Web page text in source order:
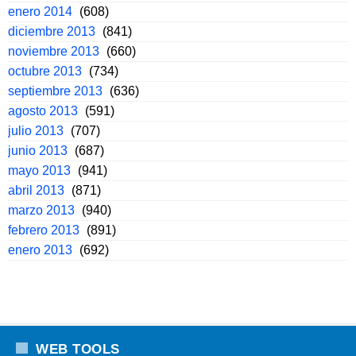
enero 2014 (608)
diciembre 2013 (841)
noviembre 2013 (660)
octubre 2013 (734)
septiembre 2013 (636)
agosto 2013 (591)
julio 2013 (707)
junio 2013 (687)
mayo 2013 (941)
abril 2013 (871)
marzo 2013 (940)
febrero 2013 (891)
enero 2013 (692)
WEB TOOLS